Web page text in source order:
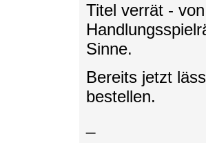
Titel verrät -
Sinne.
Bereits jetzt
bestellen.